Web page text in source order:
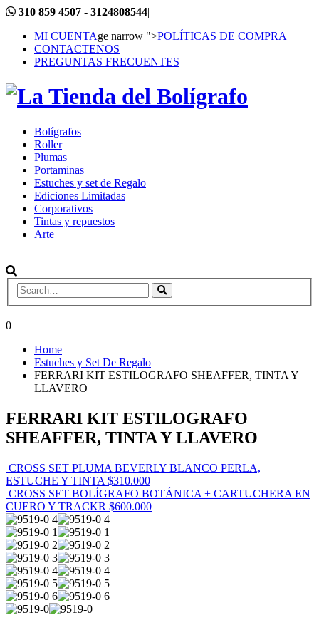
310 859 4507 - 3124808544|
MI CUENTAge narrow ">POLÍTICAS DE COMPRA
CONTACTENOS
PREGUNTAS FRECUENTES
Bolígrafos
Roller
Plumas
Portaminas
Estuches y set de Regalo
Ediciones Limitadas
Corporativos
Tintas y repuestos
Arte
0
Home
Estuches y Set De Regalo
FERRARI KIT ESTILOGRAFO SHEAFFER, TINTA Y
LLAVERO
FERRARI KIT ESTILOGRAFO
SHEAFFER, TINTA Y LLAVERO
CROSS SET PLUMA BEVERLY BLANCO PERLA,
ESTUCHE Y TINTA $310.000
CROSS SET BOLÍGRAFO BOTÁNICA + CARTUCHERA EN
CUERO Y TRACKR $600.000